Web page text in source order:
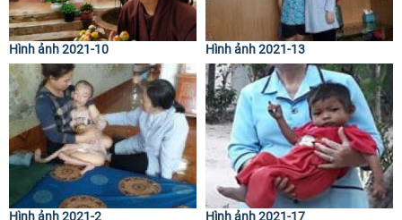
Hình ảnh 2021-10 Hình ảnh 2021-13
Hình ảnh 2021-2 Hình ảnh 2021-17